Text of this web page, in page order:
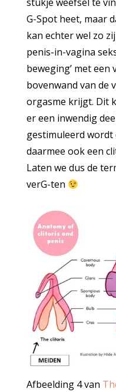
G-Spot heet, maar
kan echter wel zo
penis-in-vagina
beweging’ met een
bovenwand van de
orgasme krijgt. Dit
er een inwendig
gestimuleerd wordt
daarmee ook een
Laten we dus de
verG-ten
Afbeelding 4 van